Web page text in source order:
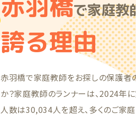
で家庭教
誇る理由
赤羽橋で家庭教師をお探しの保護者
か？家庭教師のランナーは、2024年
人数は30,034人を超え、多くのご家